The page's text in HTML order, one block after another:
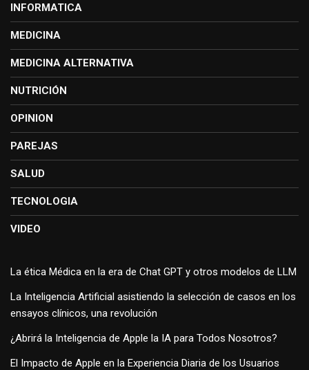
INFORMATICA
MEDICINA
MEDICINA ALTERNATIVA
NUTRICIÓN
OPINION
PAREJAS
SALUD
TECNOLOGIA
VIDEO
La ética Médica en la era de Chat GPT y otros modelos de LLM
La Inteligencia Artificial asistiendo la selección de casos en los
ensayos clínicos, una revolución
¿Abrirá la Inteligencia de Apple la IA para Todos Nosotros?
El Impacto de Apple en la Experiencia Diaria de los Usuarios